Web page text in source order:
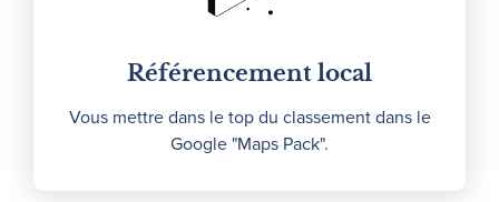
Référencement local
Vous mettre dans le top du classement dans le
Google "Maps Pack".